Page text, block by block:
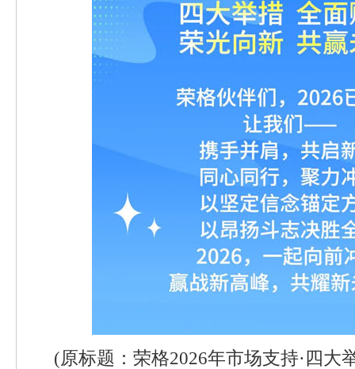
(原标题：荣格2026年市场支持·四大